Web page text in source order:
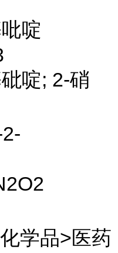
啶
啶; 2-硝
学品>医药